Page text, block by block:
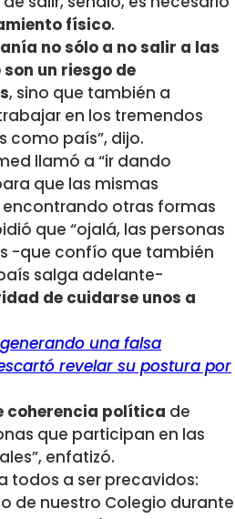
físico.
no sólo a no salir a las
son un riesgo de
, sino que también a
en los tremendos
como país”, dijo.
llamó a “ir dando
que las mismas
otras formas
que “ojalá, las personas
-que confío que también
salga adelante-
de cuidarse unos a
generando una falsa
revelar su postura por
coherencia política de
que participan en las
enfatizó.
todos a ser precavidos:
de nuestro Colegio durante